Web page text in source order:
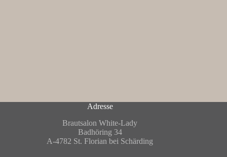
Adresse
Brautsalon White-Lady
Badhöring 34
A-4782 St. Florian bei Schärding